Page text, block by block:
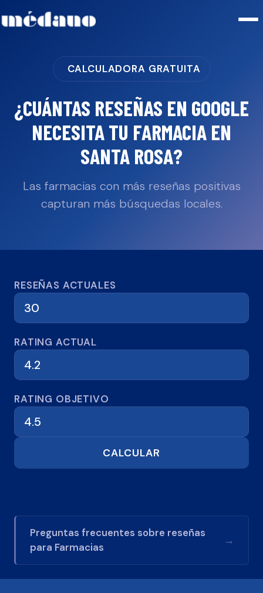
CALCULADORA GRATUITA
¿CUÁNTAS RESEÑAS EN GOOGLE
NECESITA TU FARMACIA EN
SANTA ROSA?
Las farmacias con más reseñas positivas
capturan más búsquedas locales.
Calculadora de reseñas
RESEÑAS ACTUALES
RATING ACTUAL
RATING OBJETIVO
CALCULAR
Preguntas frecuentes sobre reseñas
para Farmacias
→